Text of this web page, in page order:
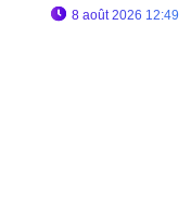
8 août 2026 12:49